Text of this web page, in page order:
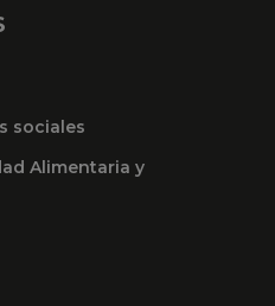
sociales
Alimentaria y